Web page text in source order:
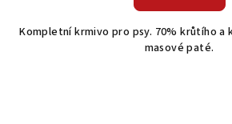
Kompletní krmivo pro psy. 70% krůtího a
masové paté.